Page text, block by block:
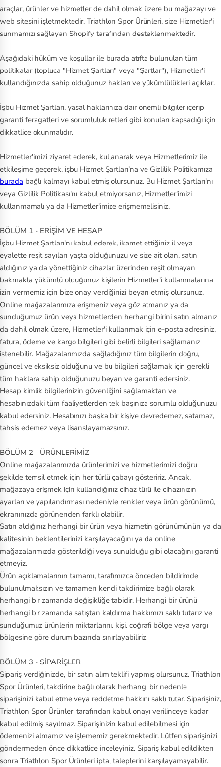
araçlar, ürünler ve hizmetler de dahil olmak üzere bu mağazayı ve
web sitesini işletmektedir. Triathlon Spor Ürünleri, size Hizmetler'i
sunmamızı sağlayan Shopify tarafından desteklenmektedir.
Aşağıdaki hüküm ve koşullar ile burada atıfta bulunulan tüm
politikalar (topluca "Hizmet Şartları" veya "Şartlar"), Hizmetler'i
kullandığınızda sahip olduğunuz hakları ve yükümlülükleri açıklar.
İşbu Hizmet Şartları, yasal haklarınıza dair önemli bilgiler içerip
garanti feragatleri ve sorumluluk retleri gibi konuları kapsadığı için
dikkatlice okunmalıdır.
Hizmetler'imizi ziyaret ederek, kullanarak veya Hizmetlerimiz ile
etkileşime geçerek, işbu Hizmet Şartları’na ve Gizlilik Politikamıza
burada bağlı kalmayı kabul etmiş olursunuz. Bu Hizmet Şartları'nı
veya Gizlilik Politikası'nı kabul etmiyorsanız, Hizmetler'imizi
kullanmamalı ya da Hizmetler'imize erişmemelisiniz.
BÖLÜM 1 - ERİŞİM VE HESAP
İşbu Hizmet Şartları'nı kabul ederek, ikamet ettiğiniz il veya
eyalette reşit sayılan yaşta olduğunuzu ve size ait olan, satın
aldığınız ya da yönettiğiniz cihazlar üzerinden reşit olmayan
bakmakla yükümlü olduğunuz kişilerin Hizmetler'i kullanmalarına
izin vermemiz için bize onay verdiğinizi beyan etmiş olursunuz.
Online mağazalarımıza erişmeniz veya göz atmanız ya da
sunduğumuz ürün veya hizmetlerden herhangi birini satın almanız
da dahil olmak üzere, Hizmetler'i kullanmak için e-posta adresiniz,
fatura, ödeme ve kargo bilgileri gibi belirli bilgileri sağlamanız
istenebilir. Mağazalarımızda sağladığınız tüm bilgilerin doğru,
güncel ve eksiksiz olduğunu ve bu bilgileri sağlamak için gerekli
tüm haklara sahip olduğunuzu beyan ve garanti edersiniz.
Hesap kimlik bilgilerinizin güvenliğini sağlamaktan ve
hesabınızdaki tüm faaliyetlerden tek başınıza sorumlu olduğunuzu
kabul edersiniz. Hesabınızı başka bir kişiye devredemez, satamaz,
tahsis edemez veya lisanslayamazsınız.
BÖLÜM 2 - ÜRÜNLERİMİZ
Online mağazalarımızda ürünlerimizi ve hizmetlerimizi doğru
şekilde temsil etmek için her türlü çabayı gösteririz. Ancak,
mağazaya erişmek için kullandığınız cihaz türü ile cihazınızın
ayarları ve yapılandırması nedeniyle renkler veya ürün görünümü,
ekranınızda görünenden farklı olabilir.
Satın aldığınız herhangi bir ürün veya hizmetin görünümünün ya da
kalitesinin beklentilerinizi karşılayacağını ya da online
mağazalarımızda gösterildiği veya sunulduğu gibi olacağını garanti
etmeyiz.
Ürün açıklamalarının tamamı, tarafımızca önceden bildirimde
bulunulmaksızın ve tamamen kendi takdirimize bağlı olarak
herhangi bir zamanda değişikliğe tabidir. Herhangi bir ürünü
herhangi bir zamanda satıştan kaldırma hakkımızı saklı tutarız ve
sunduğumuz ürünlerin miktarlarını, kişi, coğrafi bölge veya yargı
bölgesine göre durum bazında sınırlayabiliriz.
BÖLÜM 3 - SİPARİŞLER
Sipariş verdiğinizde, bir satın alım teklifi yapmış olursunuz. Triathlon
Spor Ürünleri, takdirine bağlı olarak herhangi bir nedenle
siparişinizi kabul etme veya reddetme hakkını saklı tutar. Siparişiniz,
Triathlon Spor Ürünleri tarafından kabul onayı verilinceye kadar
kabul edilmiş sayılmaz. Siparişinizin kabul edilebilmesi için
ödemenizi almamız ve işlememiz gerekmektedir. Lütfen siparişinizi
göndermeden önce dikkatlice inceleyiniz. Sipariş kabul edildikten
sonra Triathlon Spor Ürünleri iptal taleplerini karşılayamayabilir.